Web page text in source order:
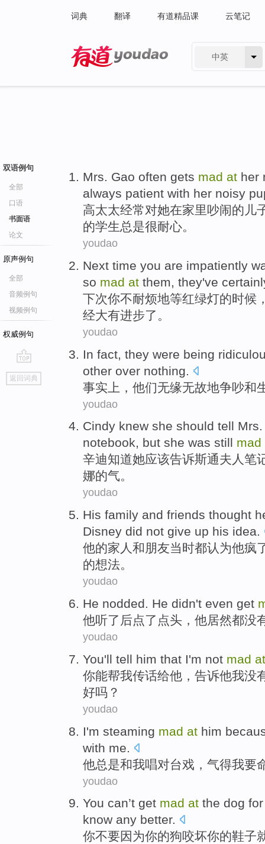
词典 翻译 有道精品课 云笔记
中英
双语例句
全部
口语
书面语
论文
原声例句
全部
音频例句
视频例句
权威例句
go
top
返回词典
Mrs. Gao often gets mad at her
always patient with her noisy
高太太经常对她在家里吵闹的儿
的学生总是很耐心。
youdao
Next time you are impatiently
so mad at them, they've
下次你不耐烦地等红绿灯的时候
经大有进步了。
youdao
In fact, they were being
other over nothing.
事实上，他们无缘无故地争吵和
youdao
Cindy knew she should tell
notebook, but she was still mad
辛迪知道她应该告诉斯通夫人笔
娜的气。
youdao
His family and friends thought
Disney did not give up his idea.
他的家人和朋友当时都认为他疯
的想法。
youdao
He nodded. He didn't even get
他听了后点了点头，他居然都没
youdao
You'll tell him that I'm not mad at
你能帮我传话给他 ，告诉他我没
好吗？
youdao
I'm steaming mad at him
with me
他总是和我唱对台戏 ， 气得我要
youdao
You can’t get mad at the dog for
know any better.
你不要因为你的狗咬坏你的鞋子